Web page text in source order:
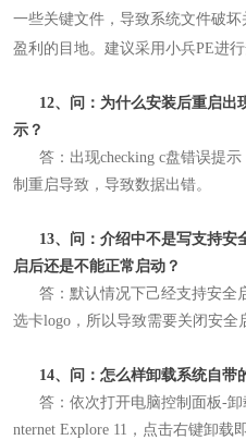
一些关键文件，导致系统文件破
盈利的目地。建议采用小兵PE进行
12、问：为什么安装后重启出
示？
答： 出现checking c盘错误提
制重启导致，导致数据出错。
13、问：介绍中不是写支持安
启后还是不能正常启动？
答：默认情况下己经支持安全
选卡logo，所以导致需要关闭安全
14、问：怎么样卸载系统自带
答：依次打开电脑控制面板-
nternet Explore 11，点击右键卸载